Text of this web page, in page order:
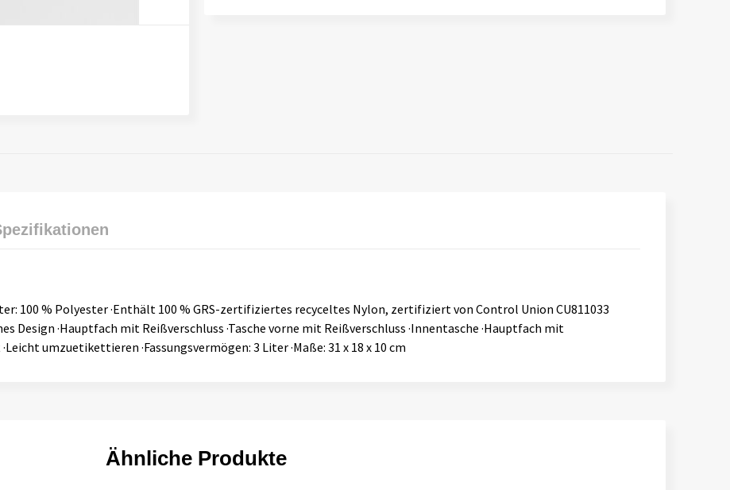
100 % Polyester ·Enthält 100 % GRS-zertifiziertes recyceltes Nylon, zertifiziert von Control Union CU811033
Design ·Hauptfach mit Reißverschluss ·Tasche vorne mit Reißverschluss ·Innentasche ·Hauptfach mit
umzuetikettieren ·Fassungsvermögen: 3 Liter ·Maße: 31 x 18 x 10 cm
Ähnliche Produkte